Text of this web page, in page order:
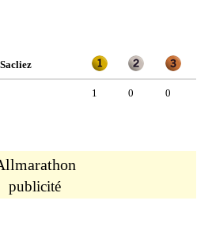
1 0 0
publicité